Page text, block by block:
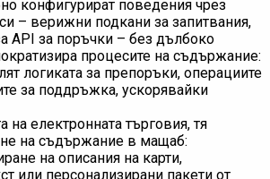
конфигурират поведения чрез
– верижни подкани за запитвания,
API за поръчки – без дълбоко
процесите на съдържание:
логиката за препоръки, операциите
за поддръжка, ускорявайки
на електронната търговия, тя
на съдържание в мащаб:
на описания на карти,
или персонализирани пакети от